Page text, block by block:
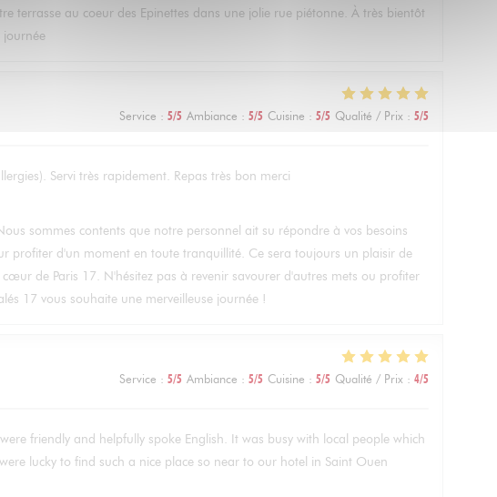
terrasse au coeur des Epinettes dans une jolie rue piétonne. À très bientôt
journée
Service : 5/5 Ambiance : 5/5 Cuisine : 5/5 Qualité / Prix : 5/5
Servi très rapidement. Repas très bon merci
sommes contents que notre personnel ait su répondre à vos besoins
profiter d'un moment en toute tranquillité. Ce sera toujours un plaisir de
de Paris 17. N'hésitez pas à revenir savourer d'autres mets ou profiter
17 vous souhaite une merveilleuse journée !
Service : 5/5 Ambiance : 5/5 Cuisine : 5/5 Qualité / Prix : 4/5
friendly and helpfully spoke English. It was busy with local people which
lucky to find such a nice place so near to our hotel in Saint Ouen